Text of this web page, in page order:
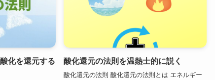
化を還元する
酸化還元の法則を温熱士的に説く
酸化還元の法則 酸化還元の法則とは エネルギー